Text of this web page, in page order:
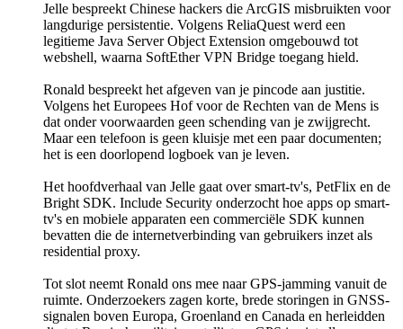
Jelle bespreekt Chinese hackers die ArcGIS misbruikten voor
langdurige persistentie. Volgens ReliaQuest werd een
legitieme Java Server Object Extension omgebouwd tot
webshell, waarna SoftEther VPN Bridge toegang hield.
Ronald bespreekt het afgeven van je pincode aan justitie.
Volgens het Europees Hof voor de Rechten van de Mens is
dat onder voorwaarden geen schending van je zwijgrecht.
Maar een telefoon is geen kluisje met een paar documenten;
het is een doorlopend logboek van je leven.
Het hoofdverhaal van Jelle gaat over smart-tv's, PetFlix en de
Bright SDK. Include Security onderzocht hoe apps op smart-
tv's en mobiele apparaten een commerciële SDK kunnen
bevatten die de internetverbinding van gebruikers inzet als
residential proxy.
Tot slot neemt Ronald ons mee naar GPS-jamming vanuit de
ruimte. Onderzoekers zagen korte, brede storingen in GNSS-
signalen boven Europa, Groenland en Canada en herleidden